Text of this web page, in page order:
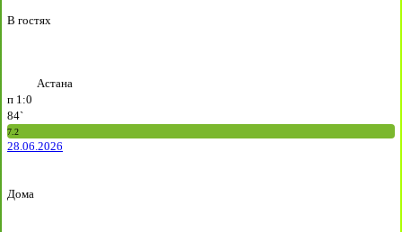
В гостях
Астана
п 1:0
84`
7.2
28.06.2026
Дома